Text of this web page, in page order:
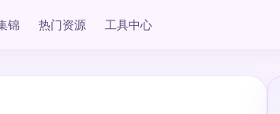
锦 热门资源 工具中心